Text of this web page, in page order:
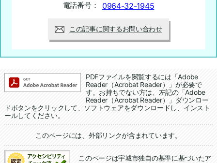
電話番号：
0964-32-1945
この記事に関するお問い合わせ
追加情報：PDFファイルPDFファイルを閲覧するには「Adobe
Reader（Acrobat Reader）」が必要で
す。お持ちでない方は、左記の「Adobe
Reader（Acrobat Reader）」ダウンロー
ドボタンをクリックして、ソフトウェアをダウンロードし、インスト
ールしてください。
追加情報：外部リンク
このページには、外部リンクが含まれています。
このページは宇城市独自の基準に基づいたア